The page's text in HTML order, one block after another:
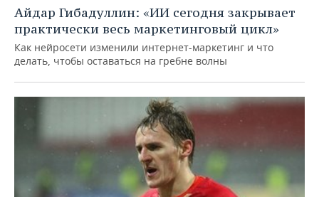
Айдар Гибадуллин: «ИИ сегодня закрывает
практически весь маркетинговый цикл»
Как нейросети изменили интернет-маркетинг и что
делать, чтобы оставаться на гребне волны